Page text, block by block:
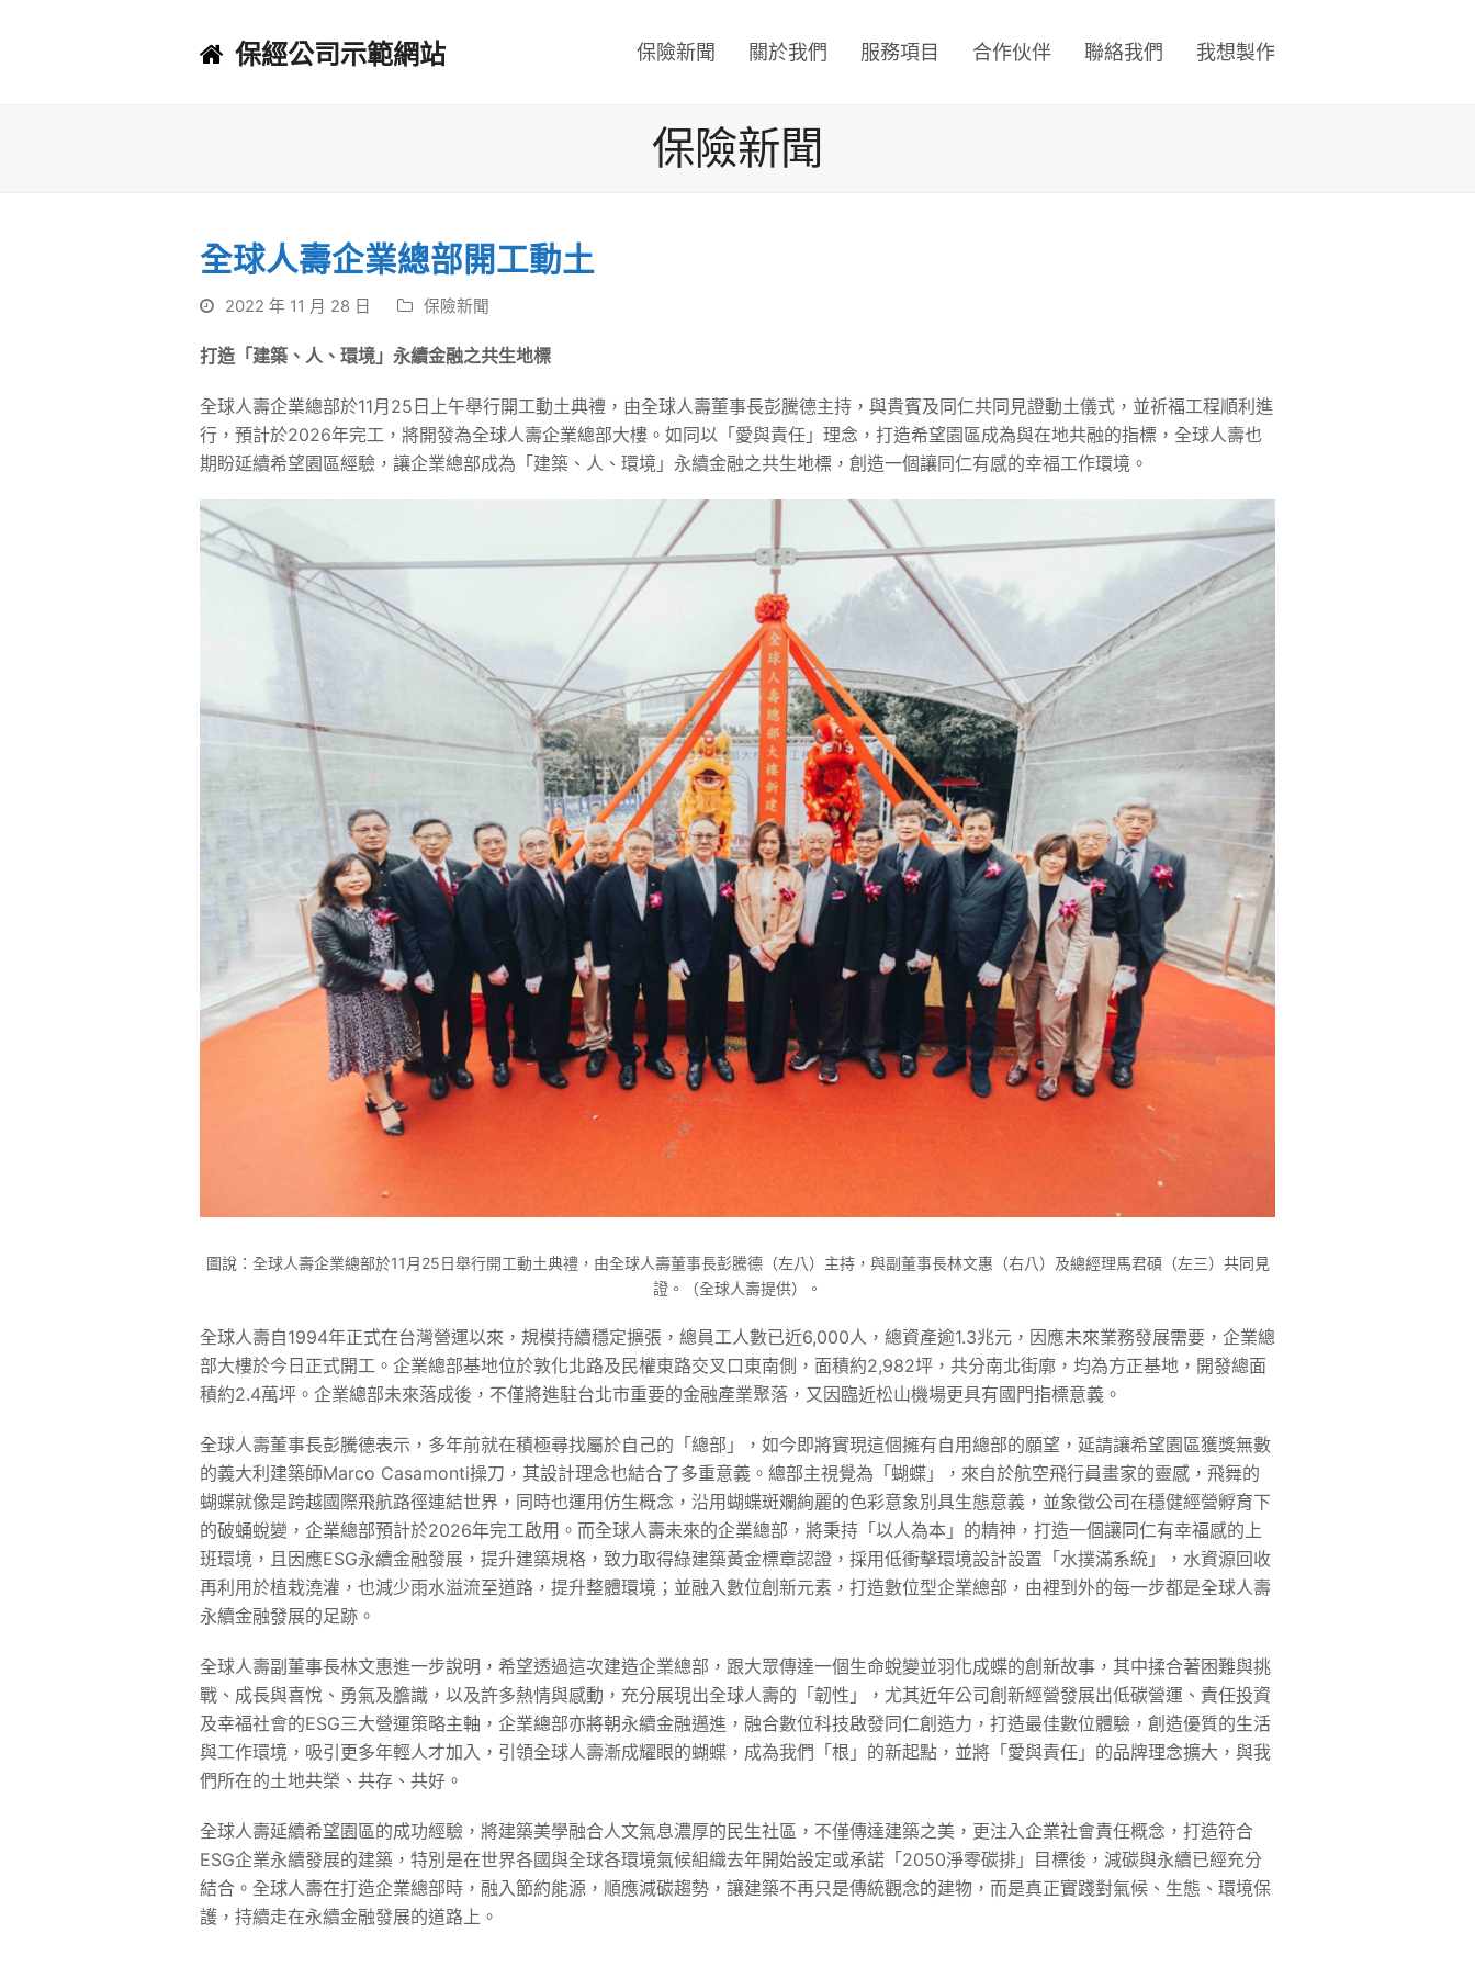
保經公司示範網站 保險新聞 關於我們 服務項目 合作伙伴 聯絡我們 我想製作
保險新聞
全球人壽企業總部開工動土
2022 年 11 月 28 日 保險新聞
打造「建築、人、環境」永續金融之共生地標
全球人壽企業總部於11月25日上午舉行開工動土典禮，由全球人壽董事長彭騰德主持，與貴賓及同仁共同見證動土儀式，並祈福工程順利進
行，預計於2026年完工，將開發為全球人壽企業總部大樓。如同以「愛與責任」理念，打造希望園區成為與在地共融的指標，全球人壽也
期盼延續希望園區經驗，讓企業總部成為「建築、人、環境」永續金融之共生地標，創造一個讓同仁有感的幸福工作環境。
圖說：全球人壽企業總部於11月25日舉行開工動土典禮，由全球人壽董事長彭騰德（左八）主持，與副董事長林文惠（右八）及總經理馬君碩（左三）共同見
證。（全球人壽提供）。
全球人壽自1994年正式在台灣營運以來，規模持續穩定擴張，總員工人數已近6,000人，總資產逾1.3兆元，因應未來業務發展需要，企業總
部大樓於今日正式開工。企業總部基地位於敦化北路及民權東路交叉口東南側，面積約2,982坪，共分南北街廓，均為方正基地，開發總面
積約2.4萬坪。企業總部未來落成後，不僅將進駐台北市重要的金融產業聚落，又因臨近松山機場更具有國門指標意義。
全球人壽董事長彭騰德表示，多年前就在積極尋找屬於自己的「總部」，如今即將實現這個擁有自用總部的願望，延請讓希望園區獲獎無數
的義大利建築師Marco Casamonti操刀，其設計理念也結合了多重意義。總部主視覺為「蝴蝶」，來自於航空飛行員畫家的靈感，飛舞的
蝴蝶就像是跨越國際飛航路徑連結世界，同時也運用仿生概念，沿用蝴蝶斑斕絢麗的色彩意象別具生態意義，並象徵公司在穩健經營孵育下
的破蛹蛻變，企業總部預計於2026年完工啟用。而全球人壽未來的企業總部，將秉持「以人為本」的精神，打造一個讓同仁有幸福感的上
班環境，且因應ESG永續金融發展，提升建築規格，致力取得綠建築黃金標章認證，採用低衝擊環境設計設置「水撲滿系統」，水資源回收
再利用於植栽澆灌，也減少雨水溢流至道路，提升整體環境；並融入數位創新元素，打造數位型企業總部，由裡到外的每一步都是全球人壽
永續金融發展的足跡。
全球人壽副董事長林文惠進一步說明，希望透過這次建造企業總部，跟大眾傳達一個生命蛻變並羽化成蝶的創新故事，其中揉合著困難與挑
戰、成長與喜悅、勇氣及膽識，以及許多熱情與感動，充分展現出全球人壽的「韌性」，尤其近年公司創新經營發展出低碳營運、責任投資
及幸福社會的ESG三大營運策略主軸，企業總部亦將朝永續金融邁進，融合數位科技啟發同仁創造力，打造最佳數位體驗，創造優質的生活
與工作環境，吸引更多年輕人才加入，引領全球人壽漸成耀眼的蝴蝶，成為我們「根」的新起點，並將「愛與責任」的品牌理念擴大，與我
們所在的土地共榮、共存、共好。
全球人壽延續希望園區的成功經驗，將建築美學融合人文氣息濃厚的民生社區，不僅傳達建築之美，更注入企業社會責任概念，打造符合
ESG企業永續發展的建築，特別是在世界各國與全球各環境氣候組織去年開始設定或承諾「2050淨零碳排」目標後，減碳與永續已經充分
結合。全球人壽在打造企業總部時，融入節約能源，順應減碳趨勢，讓建築不再只是傳統觀念的建物，而是真正實踐對氣候、生態、環境保
護，持續走在永續金融發展的道路上。